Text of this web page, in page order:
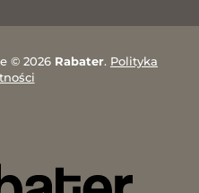
© 2026 Rabater. Polityka